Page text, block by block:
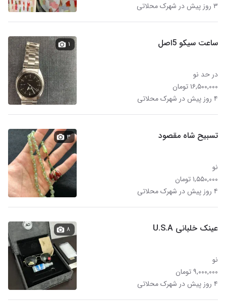
۳ روز پیش در شهرک محلاتی
ساعت سیکو 5اصل
در حد نو
۱۶,۵۰۰,۰۰۰ تومان
۴ روز پیش در شهرک محلاتی
۱
تسبیح شاه مقصود
نو
۱,۵۵۰,۰۰۰ تومان
۴ روز پیش در شهرک محلاتی
۳
عینک خلبانی U.S.A
نو
۹,۰۰۰,۰۰۰ تومان
۴ روز پیش در شهرک محلاتی
۸